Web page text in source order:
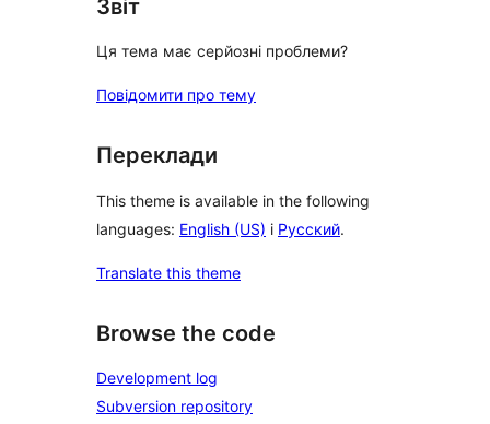
Звіт
Ця тема має серйозні проблеми?
Повідомити про тему
Переклади
This theme is available in the following
languages: English (US) і Русский.
Translate this theme
Browse the code
Development log
Subversion repository